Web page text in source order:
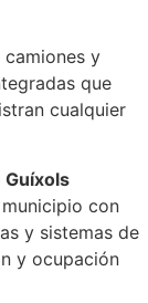
y
que
cualquier
Guíxols
con
y sistemas de
y ocupación